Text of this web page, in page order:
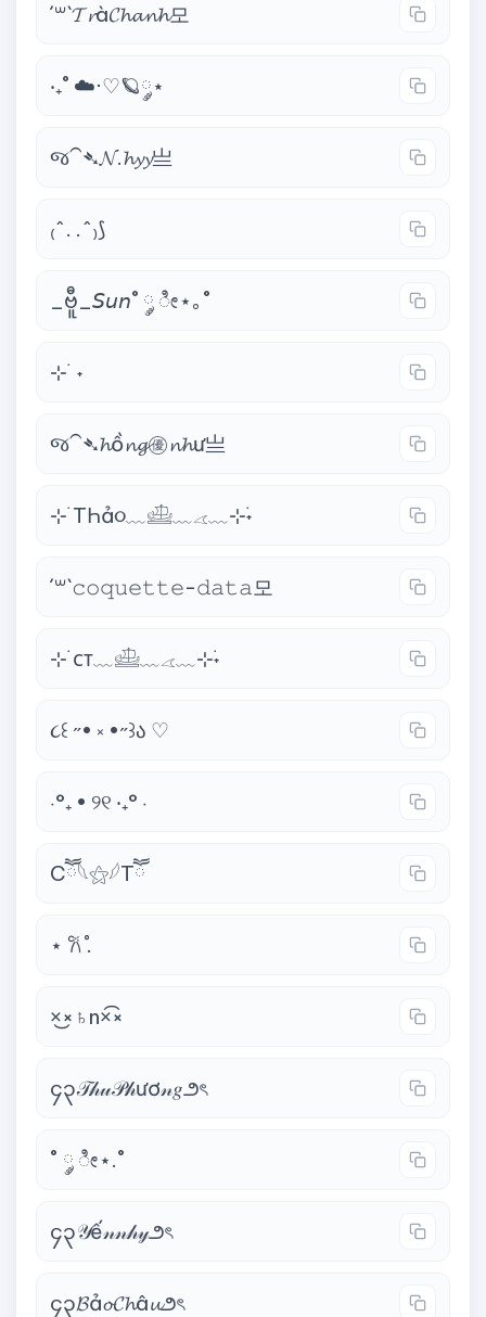
´꒳`𝓣𝓻à𝓒𝓱𝓪𝓷𝓱모
‧₊˚ ☁️⋅♡🪐༘⋆
જ⁀➴𝓝.𝓱𝔂𝔂亗
₍^. .^₎⟆
_ဗီူ_𝘚𝘶𝘯˚ ༘ ೀ⋆｡˚
⊹ ࣪ ˖
જ⁀➴𝓱ồ𝓷𝓰㊝𝓷𝓱ư亗
⊹ ࣪TҺả૦﹏𓊝﹏𓂁﹏⊹࣪˖
´꒳`𝚌𝚘𝚚𝚞𝚎𝚝𝚝𝚎-𝚍𝚊𝚝𝚊모
⊹ ࣪ᴄᴛ﹏𓊝﹏𓂁﹏⊹࣪˖
૮꒰ ˶• ༝ •˶꒱ა ♡
⋅°₊ • ୨୧ ‧₊° ⋅
Cཽ𓆩⚝𓆪Tཽ
⋆ 𐙚 ̊.
×͜×♄n×͡×
၄၃𝒯𝒽𝓊𝒫𝒽ươ𝓃𝑔౨ৎ
˚ ༘ ೀ⋆.˚
၄၃𝒴ế𝓃𝓃𝒽𝓎౨ৎ
၄၃𝓑ả𝓸𝓒𝓱â𝓾౨ৎ